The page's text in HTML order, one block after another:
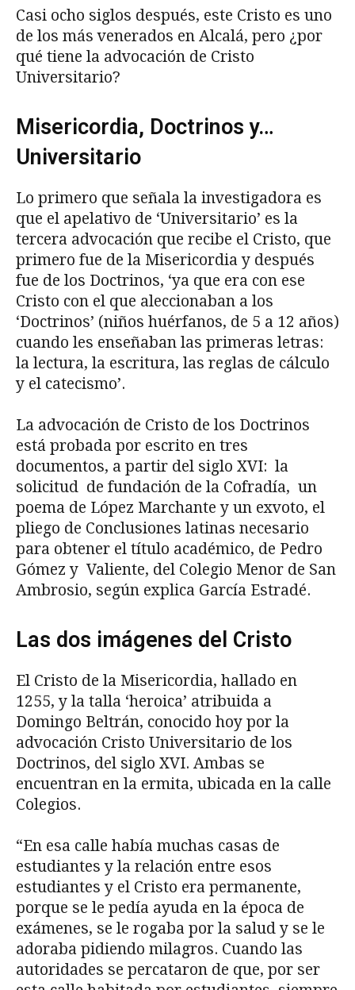
Casi ocho siglos después, este Cristo es uno
de los más venerados en Alcalá, pero ¿por
qué tiene la advocación de Cristo
Universitario?
Misericordia, Doctrinos y…
Universitario
Lo primero que señala la investigadora es
que el apelativo de ‘Universitario’ es la
tercera advocación que recibe el Cristo, que
primero fue de la Misericordia y después
fue de los Doctrinos, ‘ya que era con ese
Cristo con el que aleccionaban a los
‘Doctrinos’ (niños huérfanos, de 5 a 12 años)
cuando les enseñaban las primeras letras:
la lectura, la escritura, las reglas de cálculo
y el catecismo’.
La advocación de Cristo de los Doctrinos
está probada por escrito en tres
documentos, a partir del siglo XVI: la
solicitud de fundación de la Cofradía, un
poema de López Marchante y un exvoto, el
pliego de Conclusiones latinas necesario
para obtener el título académico, de Pedro
Gómez y Valiente, del Colegio Menor de San
Ambrosio, según explica García Estradé.
Las dos imágenes del Cristo
El Cristo de la Misericordia, hallado en
1255, y la talla ‘heroica’ atribuida a
Domingo Beltrán, conocido hoy por la
advocación Cristo Universitario de los
Doctrinos, del siglo XVI. Ambas se
encuentran en la ermita, ubicada en la calle
Colegios.
“En esa calle había muchas casas de
estudiantes y la relación entre esos
estudiantes y el Cristo era permanente,
porque se le pedía ayuda en la época de
exámenes, se le rogaba por la salud y se le
adoraba pidiendo milagros. Cuando las
autoridades se percataron de que, por ser